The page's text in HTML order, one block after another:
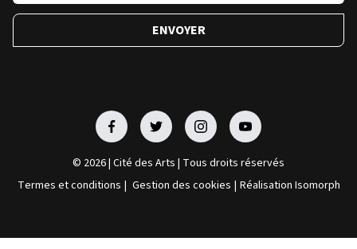
© 2026 | Cité des Arts | Tous droits réservés
Termes et conditions | Gestion des cookies | Réalisation Isomorph
FacebookFacebookFacebookFacebook